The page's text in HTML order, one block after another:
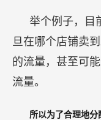
举个例子，目
旦在哪个店铺卖
的流量，甚至可
流量。
所以为了合理地分